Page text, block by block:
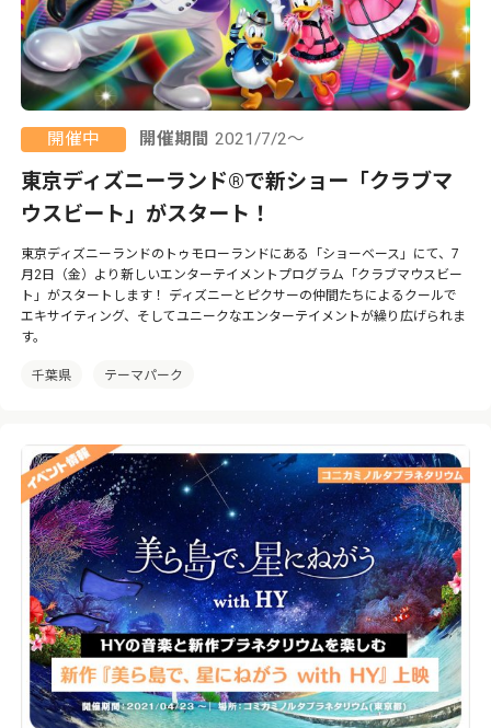
開催中 開催期間 2021/7/2～
東京ディズニーランド®で新ショー「クラブマ
ウスビート」がスタート！
東京ディズニーランドのトゥモローランドにある「ショーベース」にて、7
月2日（金）より新しいエンターテイメントプログラム「クラブマウスビー
ト」がスタートします！ ディズニーとピクサーの仲間たちによるクールで
エキサイティング、そしてユニークなエンターテイメントが繰り広げられま
す。
千葉県 テーマパーク